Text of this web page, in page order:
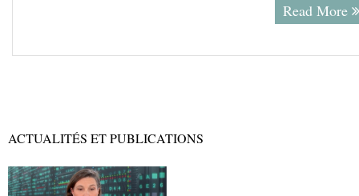
Read More
ACTUALITÉS ET PUBLICATIONS